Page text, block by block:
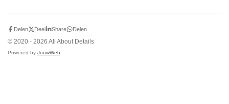
Delen Deel Share Delen
© 2020 - 2026 All About Details
Powered by JouwWeb